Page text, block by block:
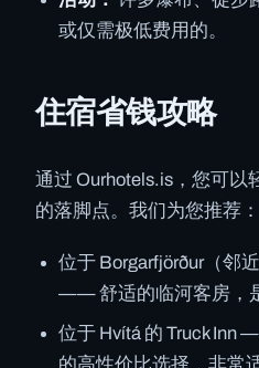
或仅需极低费用的。
住宿省钱攻略
通过 Ourhotels.is，您可以
的落脚点。我们为您推荐：
位于 Borgarfjörður（邻
—— 舒适的临河客房，
位于 Hvítá 的 Truck Inn